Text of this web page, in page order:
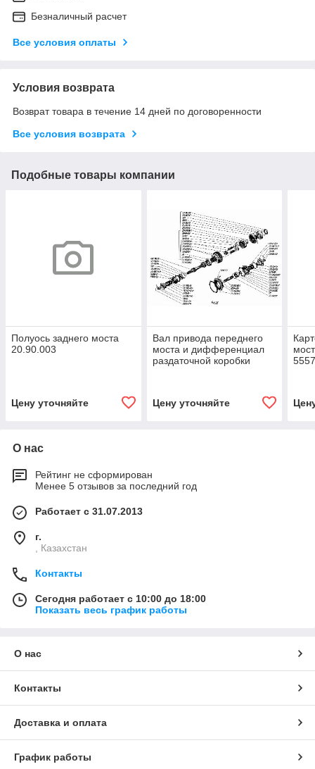
Безналичный расчет
Все условия оплаты
Условия возврата
Возврат товара в течение 14 дней по договоренности
Все условия возврата
Подобные товары компании
Полуось заднего моста
20.90.003
Цену уточняйте
Вал привода переднего
моста и дифференциал
раздаточной коробки
Цену уточняйте
О нас
Рейтинг не сформирован
Менее 5 отзывов за последний год
Работает с 31.07.2013
г.
, Казахстан
Контакты
Сегодня работает с 10:00 до 18:00
Показать весь график работы
О нас
Контакты
Доставка и оплата
График работы